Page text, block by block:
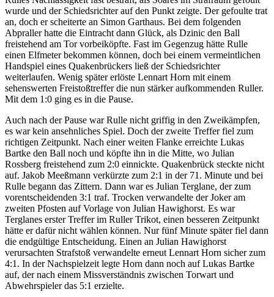
wurde und der Schiedsrichter auf den Punkt zeigte. Der gefoulte trat
an, doch er scheiterte an Simon Garthaus. Bei dem folgenden
Abpraller hatte die Eintracht dann Glück, als Dzinic den Ball
freistehend am Tor vorbeiköpfte. Fast im Gegenzug hätte Rulle
einen Elfmeter bekommen können, doch bei einem vermeintlichen
Handspiel eines Quakenbrückers ließ der Schiedsrichter
weiterlaufen. Wenig später erlöste Lennart Horn mit einem
sehenswerten Freistoßtreffer die nun stärker aufkommenden Ruller.
Mit dem 1:0 ging es in die Pause.
Auch nach der Pause war Rulle nicht griffig in den Zweikämpfen,
es war kein ansehnliches Spiel. Doch der zweite Treffer fiel zum
richtigen Zeitpunkt. Nach einer weiten Flanke erreichte Lukas
Bartke den Ball noch und köpfte ihn in die Mitte, wo Julian
Rossberg freistehend zum 2:0 einnickte. Quakenbrück steckte nicht
auf. Jakob Meeßmann verkürzte zum 2:1 in der 71. Minute und bei
Rulle begann das Zittern. Dann war es Julian Terglane, der zum
vorentscheidenden 3:1 traf. Trocken verwandelte der Joker am
zweiten Pfosten auf Vorlage von Julian Hawighorst. Es war
Terglanes erster Treffer im Ruller Trikot, einen besseren Zeitpunkt
hätte er dafür nicht wählen können. Nur fünf Minute später fiel dann
die endgültige Entscheidung. Einen an Julian Hawighorst
verursachten Strafstoß verwandelte erneut Lennart Horn sicher zum
4:1. In der Nachspielzeit legte Horn dann noch auf Lukas Bartke
auf, der nach einem Missverständnis zwischen Torwart und
Abwehrspieler das 5:1 erzielte.